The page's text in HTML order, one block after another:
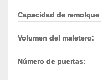
Capacidad de remolque
Volumen del maletero:
Número de puertas: